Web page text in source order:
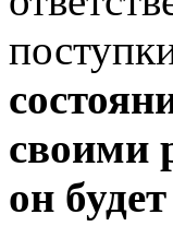
своими
он